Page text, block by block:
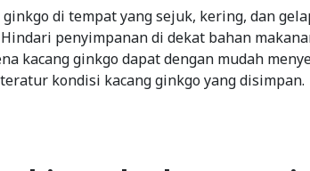
ginkgo di tempat yang sejuk, kering, dan
penyimpanan di dekat bahan
kacang ginkgo dapat dengan mudah
kondisi kacang ginkgo yang disimpan.